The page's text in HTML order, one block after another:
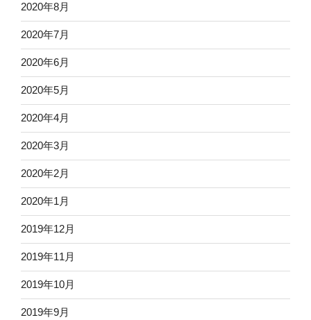
2020年8月
2020年7月
2020年6月
2020年5月
2020年4月
2020年3月
2020年2月
2020年1月
2019年12月
2019年11月
2019年10月
2019年9月